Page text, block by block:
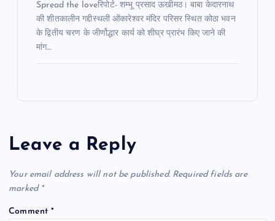
Spread the loveरिपोर्ट- शम्भू प्रसाद ऊखीमठ। बाबा केदारनाथ
की शीतकालीन गद्दीस्थली ओंकारेश्वर मंदिर परिसर स्थित कोठा भवन
के द्वितीय चरण के जीर्णोद्धार कार्य को शीघ्र प्रारंभ किए जाने की
मांग…
Leave a Reply
Your email address will not be published. Required fields are
marked *
Comment*